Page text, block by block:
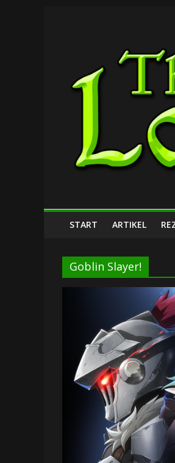
Lost
START ARTIKEL
Goblin Slayer!